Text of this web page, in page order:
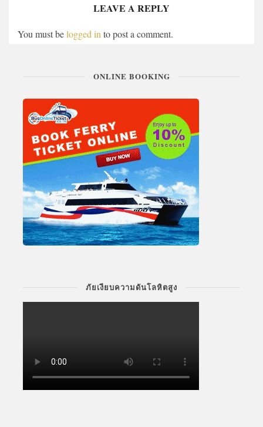
LEAVE A REPLY
You must belogged in to post a comment.
ONLINE BOOKING
ภัยเงียบความดันโลหิตสูง